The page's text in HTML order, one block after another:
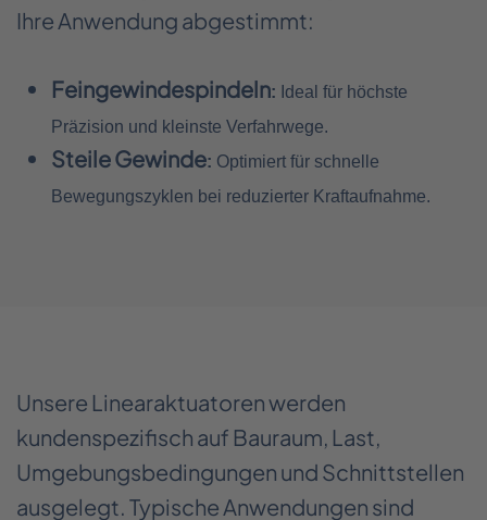
Ihre Anwendung abgestimmt:
Feingewindespindeln: Ideal für höchste
Präzision und kleinste Verfahrwege.
Steile Gewinde: Optimiert für schnelle
Bewegungszyklen bei reduzierter Kraftaufnahme.
Unsere Linearaktuatoren werden
kundenspezifisch auf Bauraum, Last,
Umgebungsbedingungen und Schnittstellen
ausgelegt. Typische Anwendungen sind